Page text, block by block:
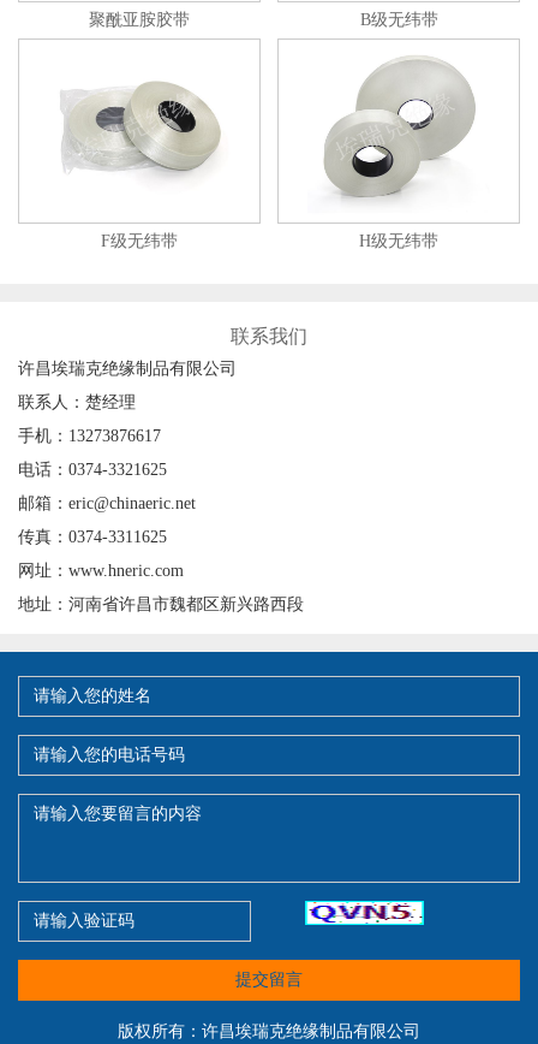
聚酰亚胺胶带 B级无纬带
F级无纬带 H级无纬带
联系我们
许昌埃瑞克绝缘制品有限公司
联系人：楚经理
手机：13273876617
电话：0374-3321625
邮箱：eric@chinaeric.net
传真：0374-3311625
网址：www.hneric.com
地址：河南省许昌市魏都区新兴路西段
提交留言
版权所有：许昌埃瑞克绝缘制品有限公司